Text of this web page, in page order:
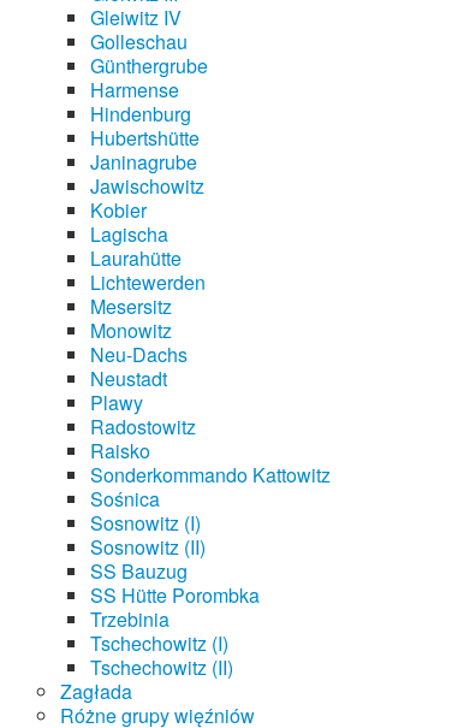
Gleiwitz IV
Golleschau
Günthergrube
Harmense
Hindenburg
Hubertshütte
Janinagrube
Jawischowitz
Kobier
Lagischa
Laurahütte
Lichtewerden
Mesersitz
Monowitz
Neu-Dachs
Neustadt
Plawy
Radostowitz
Raisko
Sonderkommando Kattowitz
Sośnica
Sosnowitz (I)
Sosnowitz (II)
SS Bauzug
SS Hütte Porombka
Trzebinia
Tschechowitz (I)
Tschechowitz (II)
Zagłada
Różne grupy więźniów